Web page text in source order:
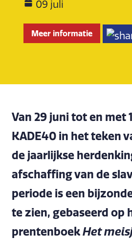
09 juli
Meer informatie
Van 29 juni tot en met
KADE40 in het teken
de jaarlijkse
afschaffing van de
periode is een
te zien, gebaseerd op
prentenboekHet